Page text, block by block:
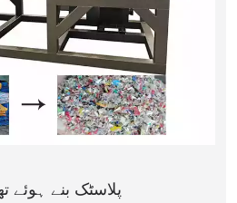
پلاسٹک بنے ہوئے